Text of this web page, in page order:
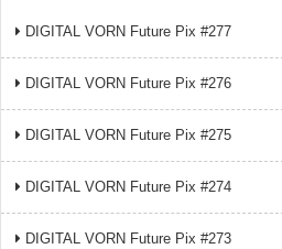
DIGITAL VORN Future Pix #277
DIGITAL VORN Future Pix #276
DIGITAL VORN Future Pix #275
DIGITAL VORN Future Pix #274
DIGITAL VORN Future Pix #273